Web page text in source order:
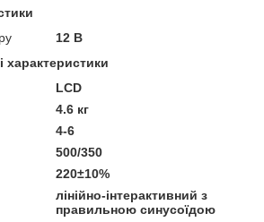
12 В
характеристики
LCD
4.6 кг
4-6
500/350
220±10%
лінійно-інтерактивний з
правильною синусоїдою